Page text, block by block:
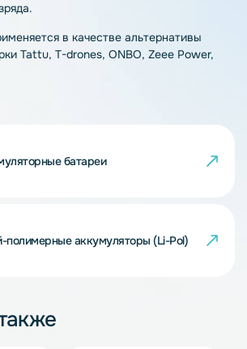
в качестве альтернативы
Tattu, T-drones, ONBO, Zeee Power,
батареи
полимерные аккумуляторы (Li-Pol)